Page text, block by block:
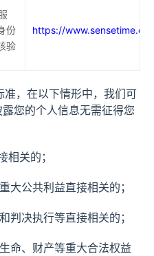
份
验
https://
，在以下情形中，我们可
您的个人信息无需征得您
关的；
大公共利益直接相关的；
判决执行等直接相关的；
命、财产等重大合法权益